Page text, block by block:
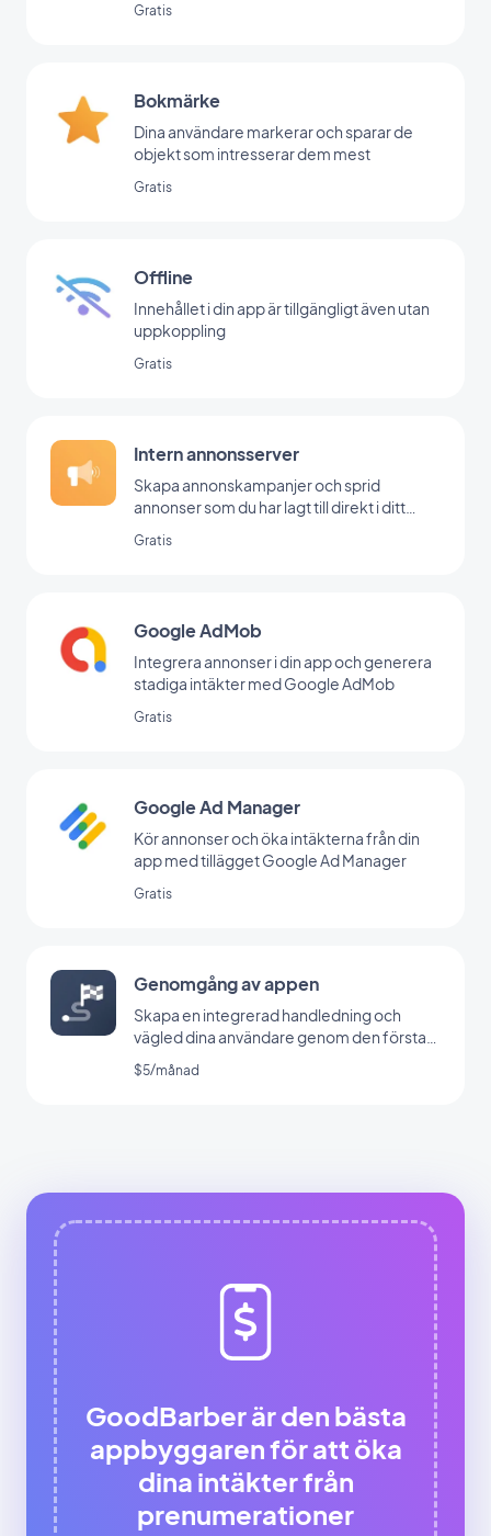
Gratis
Bokmärke
Dina användare markerar och sparar de
objekt som intresserar dem mest
Gratis
Offline
Innehållet i din app är tillgängligt även utan
uppkoppling
Gratis
Intern annonsserver
Skapa annonskampanjer och sprid
annonser som du har lagt till direkt i ditt
Gratis
Google AdMob
Integrera annonser i din app och generera
stadiga intäkter med Google AdMob
Gratis
Google Ad Manager
Kör annonser och öka intäkterna från din
app med tillägget Google Ad Manager
Gratis
Genomgång av appen
Skapa en integrerad handledning och
vägled dina användare genom den första
lanseringen av din app
$5/månad
GoodBarber är den bästa
appbyggaren för att öka
dina intäkter från
prenumerationer